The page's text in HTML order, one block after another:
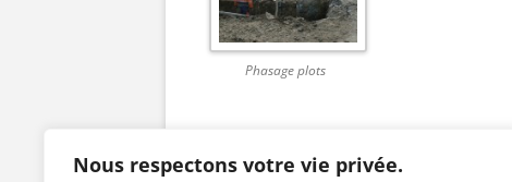
Nous respectons votre vie privée.
Phasage plots
janvier 2013.